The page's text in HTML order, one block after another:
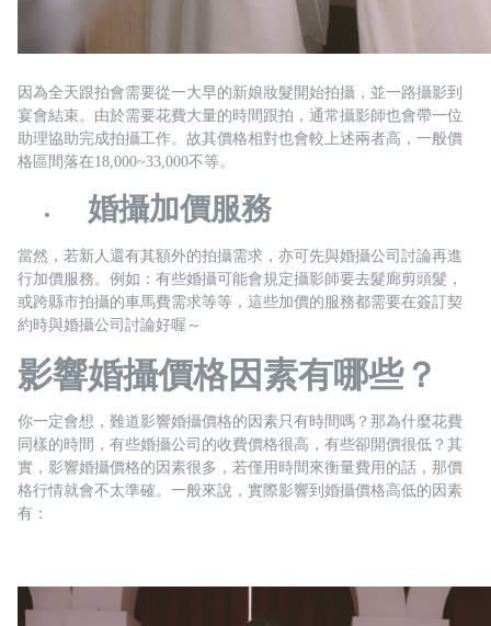
因為全天跟拍會需要從一大早的新娘妝髮開始拍攝，並一路攝影到
宴會結束。由於需要花費大量的時間跟拍，通常攝影師也會帶一位
助理協助完成拍攝工作。故其價格相對也會較上述兩者高，一般價
格區間落在18,000~33,000不等。
婚攝加價服務
當然，若新人還有其額外的拍攝需求，亦可先與婚攝公司討論再進
行加價服務。例如：有些婚攝可能會規定攝影師要去髮廊剪頭髮，
或跨縣市拍攝的車馬費需求等等，這些加價的服務都需要在簽訂契
約時與婚攝公司討論好喔～
影響婚攝價格因素有哪些？
你一定會想，難道影響婚攝價格的因素只有時間嗎？那為什麼花費
同樣的時間，有些婚攝公司的收費價格很高，有些卻開價很低？其
實，影響婚攝價格的因素很多，若僅用時間來衡量費用的話，那價
格行情就會不太準確。一般來說，實際影響到婚攝價格高低的因素
有：